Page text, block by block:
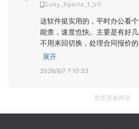
Sony_Xperia_1_VII
这软件挺实用的，平时办公看
能查，速度也快。主要是有好
不用来回切换，处理合同报价
干净，没那么多乱七八糟的广
展开
2026/8/7 7:10:33
暂无更多评论